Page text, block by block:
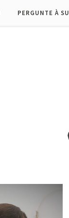
PERGUNTE À